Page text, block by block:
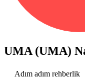
UMA (UMA)
Adım adım rehberlik